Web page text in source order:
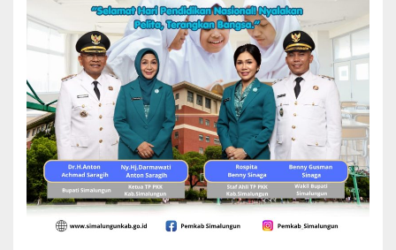
BERITA
Jelang Pemungutan Suara Pilkada Serentak
2024, Bupati Simalungun Ajak Masyarakat
Jaga Kekondusifan
Bupati Simalungun Radiapoh Hasiholan Sinaga mengajak
masyarakat untuk tetap menjaga suasana yang kondusif
menjelang pemungutan suara Pemilihan Kepala Daerah
(Pilkada) Serentak 2024. Hal itu disampaikan...
Yuni Rafidhah November 27, 2024
READ MORE